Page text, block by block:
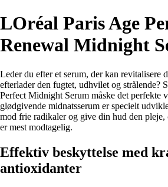
LOréal Paris Age
Renewal Midnight
Leder du efter et serum, der kan revitalisere
efterlader den fugtet, udhvilet og strålende?
Perfect Midnight Serum måske det perfekte
glødgivende midnatsserum er specielt
mod frie radikaler og give din hud den pleje,
er mest modtagelig.
Effektiv beskyttelse med
antioxidanter